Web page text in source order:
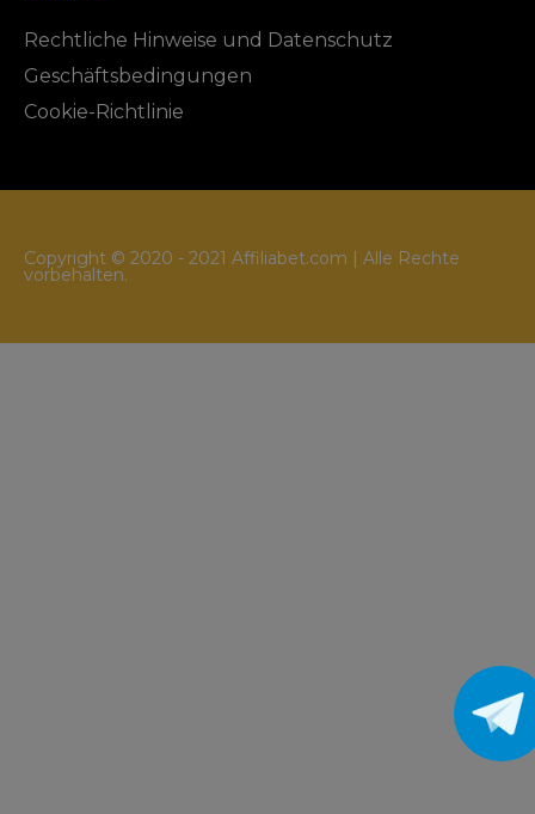
Rechtliche Hinweise und Datenschutz
Geschäftsbedingungen
Cookie-Richtlinie
Copyright © 2020 - 2021 Affiliabet.com | Alle Rechte
vorbehalten.